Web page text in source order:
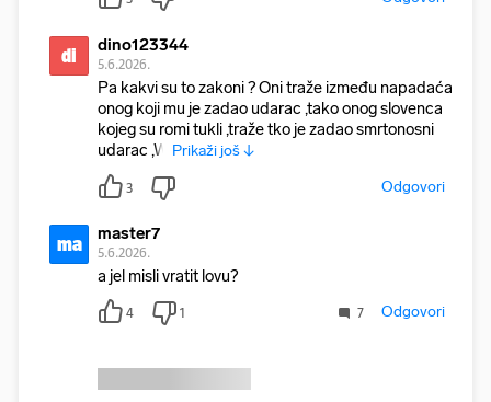
di dino123344
5.6.2026.
Pa kakvi su to zakoni ? Oni traže između napadaća
onog koji mu je zadao udarac ,tako onog slovenca
kojeg su romi tukli ,traže tko je zadao smrtonosni
udarac ,W Prikaži još ↓
3 Odgovori
ma master7
5.6.2026.
a jel misli vratit lovu?
4 1 7 Odgovori